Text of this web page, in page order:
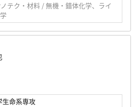
テク・材料 / 無機・錯体化学、ライ
生命系専攻